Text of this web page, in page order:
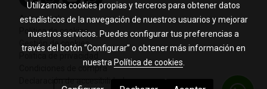
Aviso legal
Política de cookies
Gestión de cookies
Condiciones de compra
Utilizamos cookies propias y terceros para obtener datos
estadísticos de la navegación de nuestros usuarios y mejorar
nuestros servicios. Puedes configurar tus preferencias a
través del botón “Configurar” o obtener más información en
nuestra Política de cookies